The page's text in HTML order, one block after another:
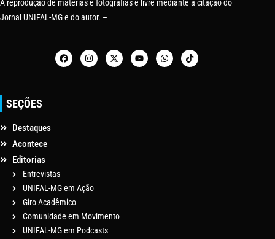
A reprodução de matérias e fotografias é livre mediante a citação do
Jornal UNIFAL-MG e do autor. –
SEÇÕES
Destaques
Acontece
Editorias
Entrevistas
UNIFAL-MG em Ação
Giro Acadêmico
Comunidade em Movimento
UNIFAL-MG em Podcasts